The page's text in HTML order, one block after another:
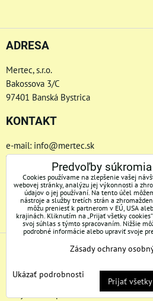
ADRESA
Mertec, s.r.o.
Bakossova 3/C
97401 Banská Bystrica
KONTAKT
e-mail: info@mertec.sk
Telefón: +421 48-4800 791
Predvoľby súkromia
Zásady ochrany
BiznisWeb.sk
Predvoľby súkromia
Cookies používame na zlepšenie vašej
webovej stránky, analýzu jej výkonnosti a
údajov o jej používaní. Na tento účel
nástroje a služby tretích strán a
môžu preniesť k partnerom v EÚ, USA
krajinách. Kliknutím na „Prijať všetky
svoj súhlas s týmto spracovaním. Nižšie
podrobné informácie alebo upraviť svoje
Zásady ochrany
Ukázať podrobnosti
Prijať